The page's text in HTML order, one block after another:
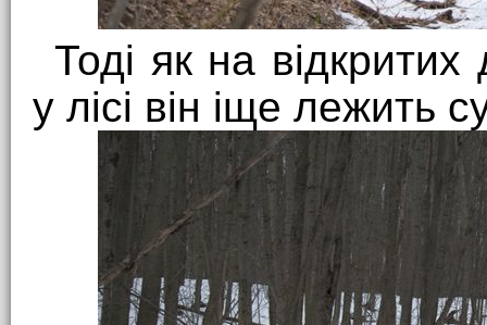
Тоді як на відкритих
у лісі він іще лежить